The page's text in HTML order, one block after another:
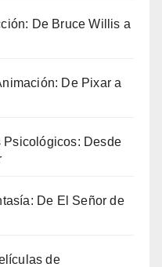
De Bruce Willis a
De Pixar a
Psicológicos: Desde
De El Señor de
de